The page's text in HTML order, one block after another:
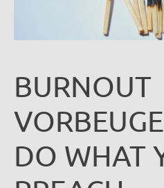
BURNOUT
DO WHAT